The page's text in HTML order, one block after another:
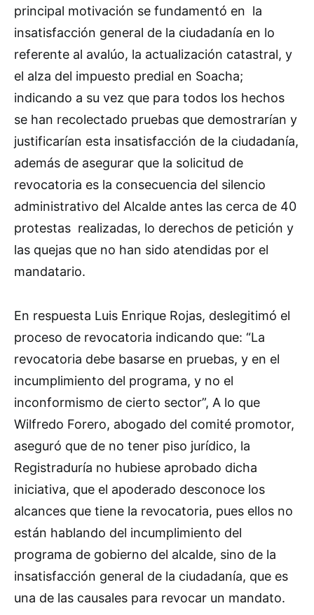
principal motivación se fundamentó en la
insatisfacción general de la ciudadanía en lo
referente al avalúo, la actualización catastral, y
el alza del impuesto predial en Soacha;
indicando a su vez que para todos los hechos
se han recolectado pruebas que demostrarían y
justificarían esta insatisfacción de la ciudadanía,
además de asegurar que la solicitud de
revocatoria es la consecuencia del silencio
administrativo del Alcalde antes las cerca de 40
protestas realizadas, lo derechos de petición y
las quejas que no han sido atendidas por el
mandatario.
En respuesta Luis Enrique Rojas, deslegitimó el
proceso de revocatoria indicando que: “La
revocatoria debe basarse en pruebas, y en el
incumplimiento del programa, y no el
inconformismo de cierto sector”, A lo que
Wilfredo Forero, abogado del comité promotor,
aseguró que de no tener piso jurídico, la
Registraduría no hubiese aprobado dicha
iniciativa, que el apoderado desconoce los
alcances que tiene la revocatoria, pues ellos no
están hablando del incumplimiento del
programa de gobierno del alcalde, sino de la
insatisfacción general de la ciudadanía, que es
una de las causales para revocar un mandato.